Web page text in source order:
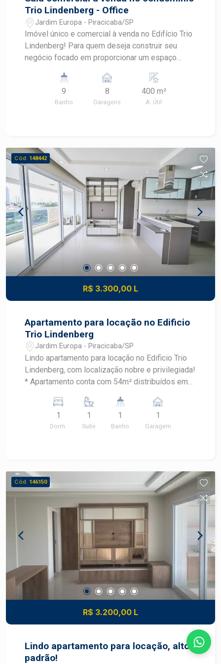
Trio Lindenberg - Office
Jardim Europa - Piracicaba/SP
Imóvel único e comercial à venda no Edifício Trio
Lindenberg! Para quem deseja construir seu
negócio focado em proporcionar um espaço
funcional, esta meia laje funciona perfeitamente,
possibilitando uma adaptação de layout
inteligente. - 400m² de área útil; - 8 salas
próximo ao Clube de Campo e ao Centro; *
Projeto de segurança com blindagem Invista no
futuro do seu negócio com a melhor negociação,
converse com um especialista Frias Neto.
9
Banho
8
Garagens
400 m²
A. Útil
Cód. 148442
R$ 3.300,00 L
Apartamento para locação no Edificio
Trio Lindenberg
Jardim Europa - Piracicaba/SP
Lindo apartamento para locação no Edificio Trio
Lindenberg, com localização nobre e privilegiada!
* Apartamento conta com 54m² distribuídos em
dormitório com armário e ar condicionado e
cozinha planejada, geladeira e forno. * 01 vaga de
garagem. * Condomínio oferece piscina,
1
Dorm.
1
Suite
1
Banho
1
Garagem
Cód. 146150
R$ 3.200,00 L
Lindo apartamento para locação, alto
padrão!